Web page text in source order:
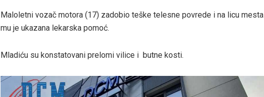
Maloletni vozač motora (17) zadobio teške telesne povrede i na licu mesta
mu je ukazana lekarska pomoć.
Mladiću su konstatovani prelomi vilice i butne kosti.